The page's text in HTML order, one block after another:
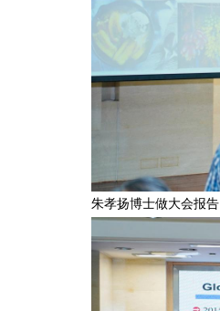
朱孝扬博士做大会报告